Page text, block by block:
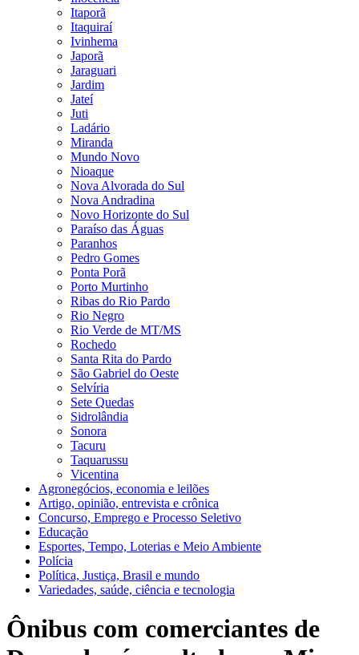
Itaporã
Itaquiraí
Ivinhema
Japorã
Jaraguari
Jardim
Jateí
Juti
Ladário
Miranda
Mundo Novo
Nioaque
Nova Alvorada do Sul
Nova Andradina
Novo Horizonte do Sul
Paraíso das Águas
Paranhos
Pedro Gomes
Ponta Porã
Porto Murtinho
Ribas do Rio Pardo
Rio Negro
Rio Verde de MT/MS
Rochedo
Santa Rita do Pardo
São Gabriel do Oeste
Selvíria
Sete Quedas
Sidrolândia
Sonora
Tacuru
Taquarussu
Vicentina
Agronegócios, economia e leilões
Artigo, opinião, entrevista e crônica
Concurso, Emprego e Processo Seletivo
Educação
Esportes, Tempo, Loterias e Meio Ambiente
Polícia
Política, Justiça, Brasil e mundo
Variedades, saúde, ciência e tecnologia
Ônibus com comerciantes de